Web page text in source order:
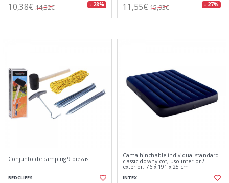
10,38€ 14,32€ - 28% 11,55€ 15,93€ - 27%
Conjunto de camping 9 piezas
REDCLIFFS
Cama hinchable individual standard
classic downy cot, uso interior /
exterior, 76 x 191 x 25 cm
INTEX